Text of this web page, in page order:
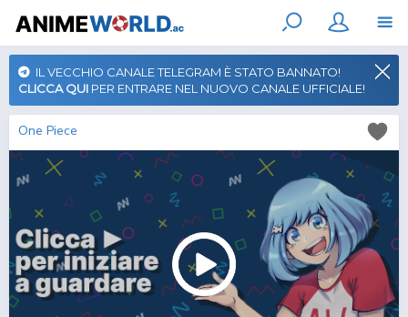
IL VECCHIO CANALE TELEGRAM È STATO BANNATO!
CLICCA QUI PER ENTRARE NEL NUOVO CANALE UFFICIALE!
One Piece